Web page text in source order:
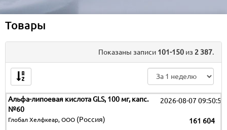
Товары
Показаны записи 101-150 из 2 387.
Альфа-липоевая кислота GLS, 100 мг, капс.
№60
Глобал Хелфкеар, ООО (Россия)
2026-08-07 09:50:51
161 604